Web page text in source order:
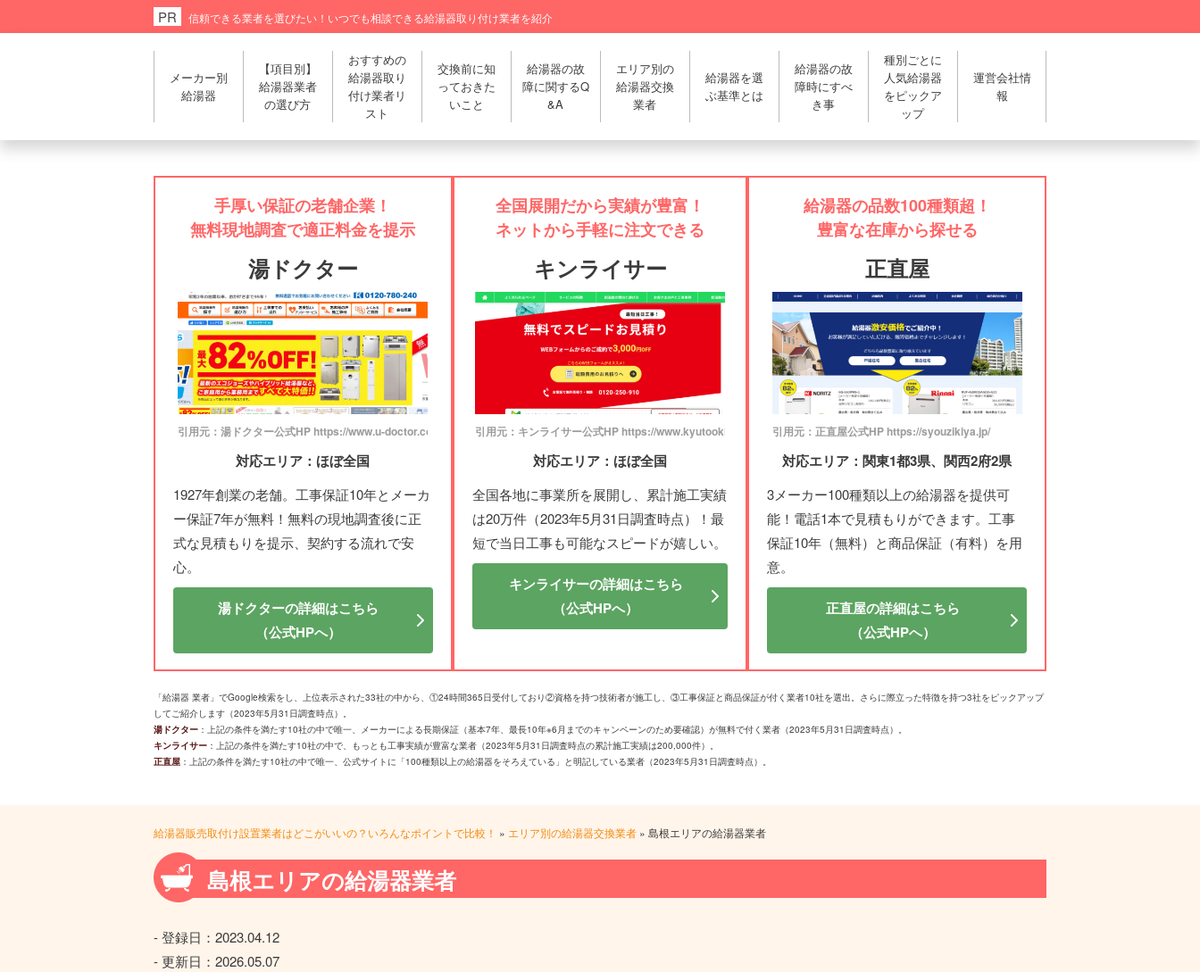
信頼できる業者を選びたい！ いつでも相談できる給湯器取り付け業者を紹介
メーカー別
給湯器
【項目別】
給湯器業者
の選び方
おすすめの
給湯器取り
付け業者リ
スト
交換前に知
っておきた
いこと
給湯器の故
障に関するQ
&A
エリア別の
給湯器交換
業者
給湯器を選
ぶ基準とは
給湯器の故
障時にすべ
き事
種別ごとに
人気給湯器
をピックア
ップ
運営会社情
報
手厚い保証の老舗企業！
無料現地調査で適正料金を提示
湯ドクター
引用元：湯ドクター公式HP https://www.u-doctor.com/
対応エリア：ほぼ全国
1927年創業の老舗。工事保証10年とメーカ
ー保証7年が無料！無料の現地調査後に正
式な見積もりを提示、契約する流れで安
心。
湯ドクターの詳細はこちら
（公式HPへ）
全国展開だから実績が豊富！
ネットから手軽に注文できる
キンライサー
引用元：キンライサー公式HP https://www.kyutooki.com/
対応エリア：ほぼ全国
全国各地に事業所を展開し、累計施工実績
は20万件（2023年5月31日調査時点）！最
短で当日工事も可能なスピードが嬉しい。
キンライサーの詳細はこちら
（公式HPへ）
給湯器の品数100種類超！
豊富な在庫から探せる
正直屋
引用元：正直屋公式HP https://syouzikiya.jp/
対応エリア：関東1都3県、関西2府2県
3メーカー100種類以上の給湯器を提供可
能！電話1本で見積もりができます。工事
保証10年（無料）と商品保証（有料）を用
意。
正直屋の詳細はこちら
（公式HPへ）
「給湯器 業者」でGoogle検索をし、上位表示された33社の中から、①24時間365日受付しており②資格を持つ技術者が施工し、③工事保証と商品保証が付く業者10社を選出。さらに際立った特徴を持つ3社をピックアップ
してご紹介します（2023年5月31日調査時点）。
湯ドクター ：上記の条件を満たす10社の中で唯一、メーカーによる長期保証（基本7年、最長10年※6月までのキャンペーンのため要確認）が無料で付く業者（2023年5月31日調査時点）。
キンライサー ：上記の条件を満たす10社の中で、もっとも工事実績が豊富な業者（2023年5月31日調査時点の累計施工実績は200,000件）。
正直屋 ：上記の条件を満たす10社の中で唯一、公式サイトに「100種類以上の給湯器をそろえている」と明記している業者（2023年5月31日調査時点）。
給湯器販売取付け設置業者はどこがいいの？いろんなポイントで比較！ » エリア別の給湯器交換業者 » 島根エリアの給湯器業者
島根エリアの給湯器業者
- 登録日： 2023.04.12
- 更新日： 2026.05.07